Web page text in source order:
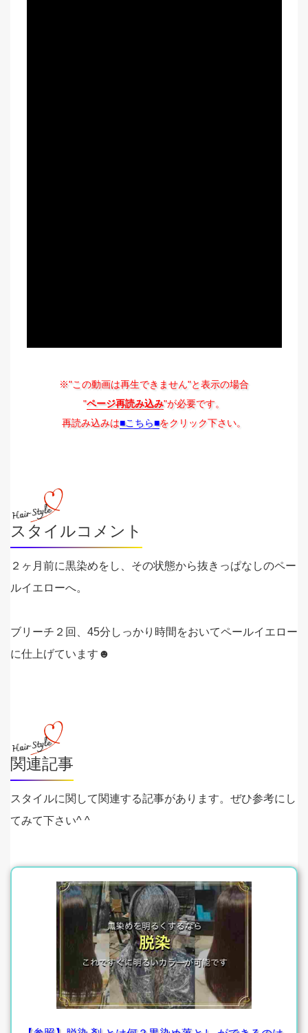
※"この動画は再生できません"と表示の場合
"ページ再読み込み"が必要です。
再読み込みは■こちら■をクリック下さい。
スタイルコメント
２ヶ月前に黒染めをし、その状態から抜きっぱなしのペー
ルイエローへ。
ブリーチ２回、45分しっかり時間をおいてペールイエロー
に仕上げています☻
関連記事
スタイルに関して関連する記事があります。ぜひ参考にし
てみて下さい^ ^